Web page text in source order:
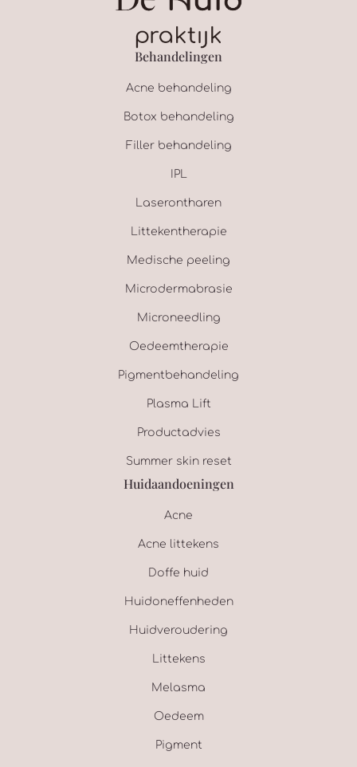
Behandelingen
Acne behandeling
Botox behandeling
Filler behandeling
IPL
Laserontharen
Littekentherapie
Medische peeling
Microdermabrasie
Microneedling
Oedeemtherapie
Pigmentbehandeling
Plasma Lift
Productadvies
Summer skin reset
Huidaandoeningen
Acne
Acne littekens
Doffe huid
Huidoneffenheden
Huidveroudering
Littekens
Melasma
Oedeem
Pigment